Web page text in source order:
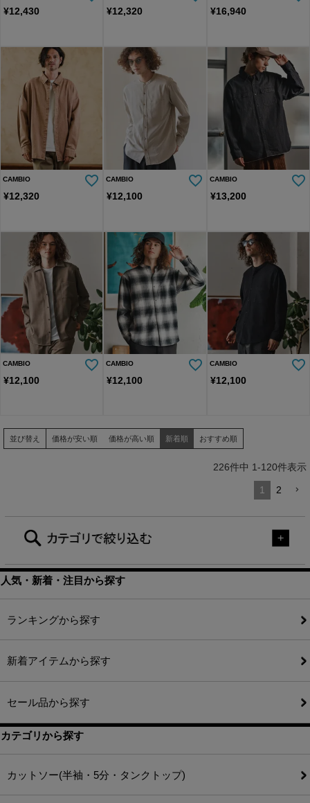
¥12,430 ¥12,320 ¥16,940
CAMBIO
¥12,320
CAMBIO
¥12,100
CAMBIO
¥13,200
CAMBIO
¥12,100
CAMBIO
¥12,100
CAMBIO
¥12,100
並び替え 価格が安い順 価格が高い順 新着順 おすすめ順
226件中 1-120件表示
1 2
人気・新着・注目から探す
ランキングから探す
新着アイテムから探す
セール品から探す
カテゴリから探す
カットソー(半袖・5分・タンクトップ)